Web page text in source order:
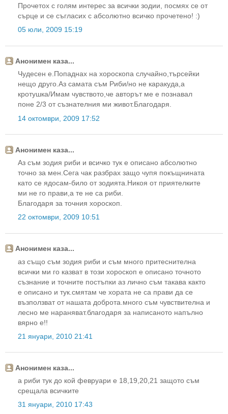
Прочетох с голям интерес за всички зодии, посмях се от
сърце и се съгласих с абсолютно всичко прочетено! :)
05 юли, 2009 15:19
Анонимен каза...
Чудесен е.Попаднах на хороскопа случайно,търсейки
нещо друго.Аз самата съм Риби/но не каракуда,а
кротушка/Имам чувството,че авторът ме е познавал
поне 2/3 от съзнателния ми живот.Благодаря.
14 октомври, 2009 17:52
Анонимен каза...
Аз съм зодия риби и всичко тук е описано абсолютно
точно за мен.Сега чак разбрах защо чупя покъщнината
като се ядосам-било от зодията.Никоя от приятелките
ми не го прави,а те не са риби.
Благодаря за точния хороскоп.
22 октомври, 2009 10:51
Анонимен каза...
аз също съм зодия риби и съм много притеснителна
всички ми го казват в този хороскоп е описано точното
съзнание и точните постъпки аз лично съм такава както
е описано и тук.смятам че хората не са прави да се
възползват от нашата доброта.много съм чувствителна и
лесно ме нараняват.благодаря за написаното напълно
вярно е!!
21 януари, 2010 21:41
Анонимен каза...
а риби тук до кой февруари е 18,19,20,21 защото съм
срещала всичките
31 януари, 2010 17:43